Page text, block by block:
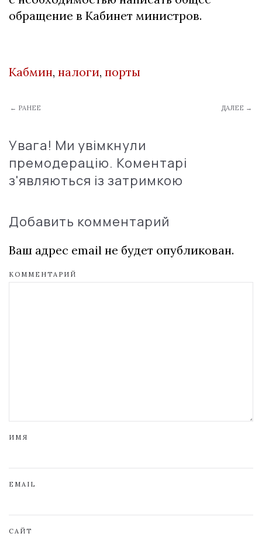
обращение в Кабинет министров.
Кабмин, налоги, порты
← РАНЕЕ ДАЛЕЕ →
Увага! Ми увімкнули
премодерацію. Коментарі
з'являються із затримкою
Добавить комментарий
Ваш адрес email не будет опубликован.
КОММЕНТАРИЙ
ИМЯ
EMAIL
САЙТ